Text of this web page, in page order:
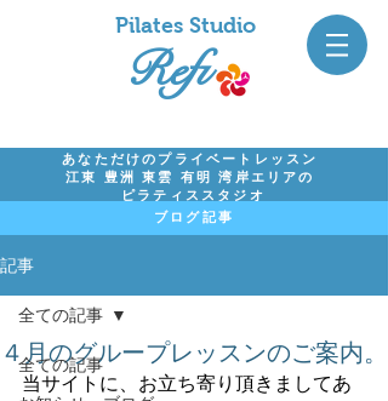
Pilates Studio
Refi
あなただけのプライベートレッスン
江東 豊洲 東雲 有明 湾岸エリアの
ピラティススタジオ
ブログ記事
記事
全ての記事
全ての記事
４月のグループレッスンのご案内。
当サイトに、お立ち寄り頂きましてあ